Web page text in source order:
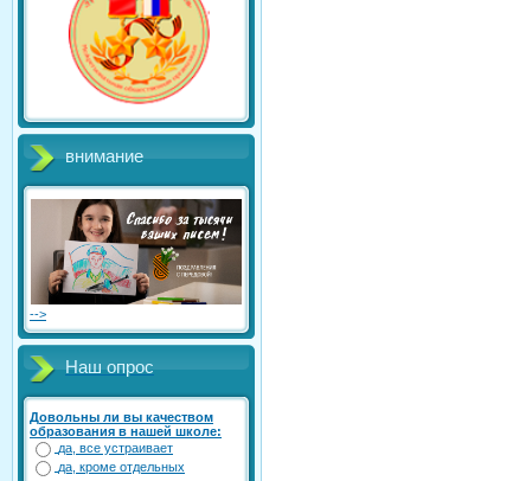
внимание
-->
Наш опрос
Довольны ли вы качеством
образования в нашей школе:
да, все устраивает
да, кроме отдельных